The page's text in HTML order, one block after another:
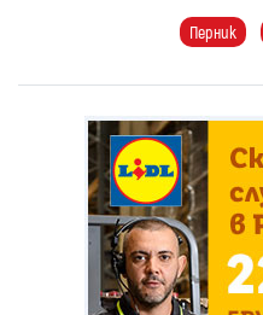
Перник